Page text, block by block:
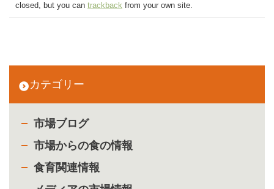
カテゴリー
市場ブログ
市場からの食の情報
食育関連情報
closed, but you can trackback from your own site.